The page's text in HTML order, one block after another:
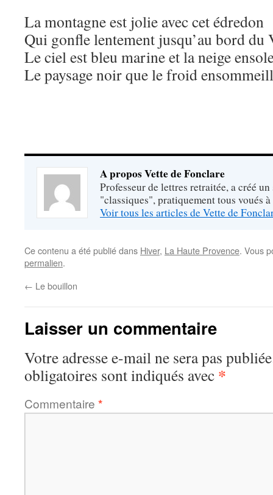
La montagne est jolie avec cet édredon
Qui gonfle lentement jusqu’au bord du
Le ciel est bleu marine et la neige
Le paysage noir que le froid
A propos Vette de Fonclare
Professeur de lettres retraitée, a créé
"classiques", pratiquement tous voués
Voir tous les articles de Vette de
Ce contenu a été publié dans Hiver, La Haute Provence. Vous
permalien.
← Le bouillon
Laisser un commentaire
Votre adresse e-mail ne sera pas
obligatoires sont indiqués avec *
Commentaire *